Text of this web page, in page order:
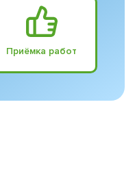
Приёмка работ